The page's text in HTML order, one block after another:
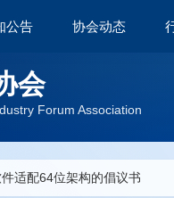
公告 协会动态
会
Forum Association
适配64位架构的倡议书